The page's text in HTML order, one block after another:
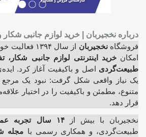
درباره نخجیربان | خرید لوازم جانبی
فروشگاه نخجیربان
از سال ۱۳۹۴
امکان خرید اینترنتی لوازم جانبی
طبیعت‌گردی اصل و باکیفیت آغاز کرد.
یک نیاز واقعی شکل گرفت: نبود یک
متنوع، مطمئن و باکیفیت را در اختیار
قرار دهد.
نخجیربان با بیش از
۱۴ سال تجربه عملی
طبیعت‌گردی، و همکاری رسمی با مجله